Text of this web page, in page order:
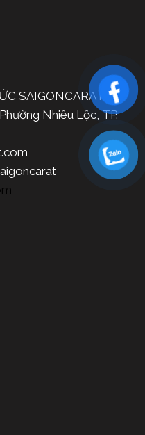
SAIGONCARAT
Nhiêu Lộc, TP.